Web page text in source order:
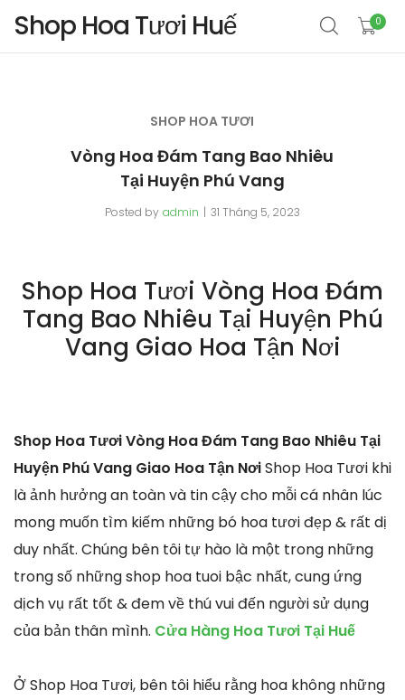
Shop Hoa Tươi Huế 0
SHOP HOA TƯƠI
Vòng Hoa Đám Tang Bao Nhiêu
Tại Huyện Phú Vang
Posted by admin 31 Tháng 5, 2023
Shop Hoa Tươi Vòng Hoa Đám
Tang Bao Nhiêu Tại Huyện Phú
Vang Giao Hoa Tận Nơi
Shop Hoa Tươi Vòng Hoa Đám Tang Bao Nhiêu Tại
Huyện Phú Vang Giao Hoa Tận NơiShop Hoa Tươi khi
là ảnh hưởng an toàn và tin cậy cho mỗi cá nhân lúc
mong muốn tìm kiếm những bó hoa tươi đẹp & rất dị
duy nhất. Chúng bên tôi tự hào là một trong những
trong số những shop hoa tuoi bậc nhất, cung ứng
dịch vụ rất tốt & đem về thú vui đến người sử dụng
của bản thân mình. Cửa Hàng Hoa Tươi Tại Huế
Ở Shop Hoa Tươi, bên tôi hiểu rằng hoa không những